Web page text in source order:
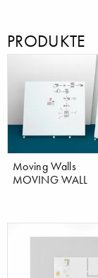
PRODUKTE
Moving Walls
MOVING WALL